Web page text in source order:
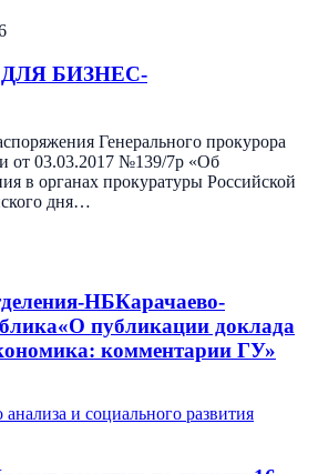
БИЗНЕС-
Генерального прокурора
от 03.03.2017 №139/7р «Об
в органах прокуратуры Российской
дня…
НБКарачаево-
публикации доклада
комментарии ГУ»
и социального развития